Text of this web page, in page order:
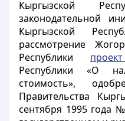
Кыргызской
законодательной
Кыргызской
рассмотрение
Республики
Республики «О
стоимость»,
Правительства
сентября 1995 года